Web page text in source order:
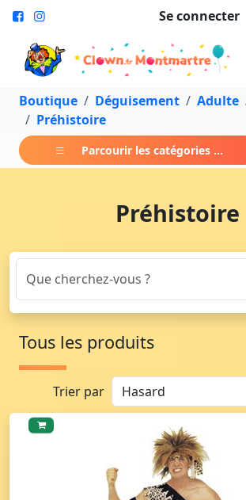
Se connecter
Boutique Déguisement Adulte
Préhistoire
Parcourir les catégories ...
Préhistoire
Tous les produits
Trier par